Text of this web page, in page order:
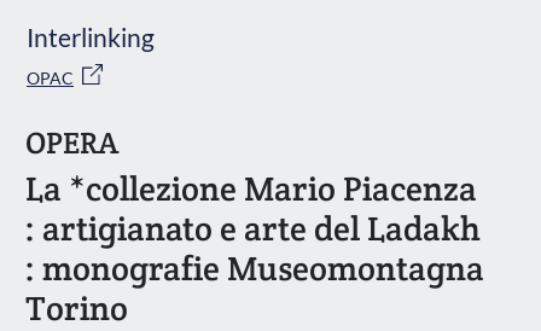
Interlinking
OPAC
OPERA
La *collezione Mario Piacenza
: artigianato e arte del Ladakh
: monografie Museomontagna
Torino